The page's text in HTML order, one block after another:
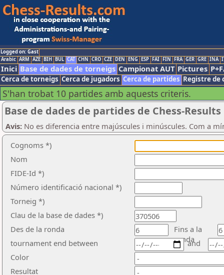
Logged on: Gast
Arabic ARM AZE BIH BUL CAT CHN CRO CZE DEN ENG ESP FAI FIN FRA GER GRE INA
Inici Base de dades de torneigs Campionat AUT Pictures
Cerca de torneigs Cerca de jugadors Cerca de partides Registre de
S'han trobat 10 partides amb aquests criteris.
Base de dades de partides de Chess-Results
Avis: No es diferencia entre majúscules i minúscules. Com a
Cognoms *)
Nom
FIDE-Id *)
Número identificació nacional *)
Torneig *)
Clau de la base de dades *)
Des de la ronda
Fins a la
ronda
tournament end between
Color
Resultat
and